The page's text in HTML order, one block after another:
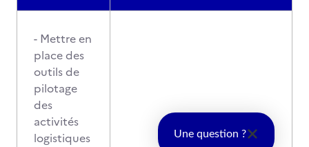
- Mettre en
place des
outils de
pilotage
des
activités
logistiques
Une question ?